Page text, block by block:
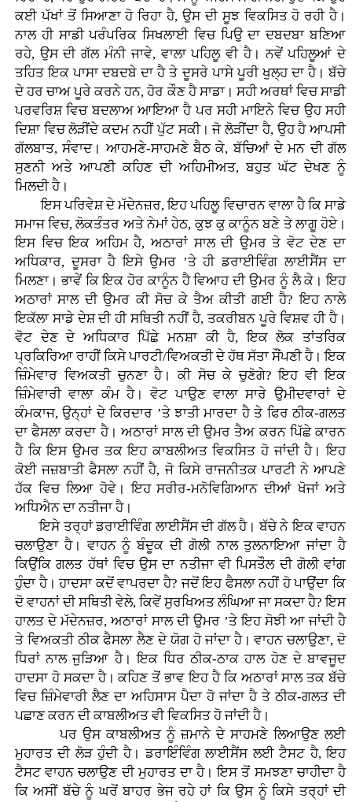
ਕਈ ਪੱਖਾਂ ਤੋਂ ਸਿਆਣਾ ਹੋ ਰਿਹਾ ਹੈ, ਉਸ ਦੀ ਸੂਝ ਵਿਕਸਿਤ ਹੋ ਰਹੀ ਹੈ।
ਨਾਲ ਹੀ ਸਾਡੀ ਪਰੰਪਰਿਕ ਸਿਖਲਾਈ ਵਿਚ ਪਿਉ ਦਾ ਦਬਦਬਾ ਬਣਿਆ
ਰਹੇ, ਉਸ ਦੀ ਗੱਲ ਮੰਨੀ ਜਾਵੇ, ਵਾਲਾ ਪਹਿਲੂ ਵੀ ਹੈ। ਨਵੇਂ ਪਹਿਲੂਆਂ ਦੇ
ਤਹਿਤ ਇਕ ਪਾਸਾ ਦਬਦਬੇ ਦਾ ਹੈ ਤੇ ਦੂਸਰੇ ਪਾਸੇ ਪੂਰੀ ਖੁਲ੍ਹ ਦਾ ਹੈ। ਬੱਚੇ
ਦੇ ਹਰ ਚਾਅ ਪੂਰੇ ਕਰਨੇ ਹਨ, ਹੋਰ ਕੌਣ ਹੈ ਸਾਡਾ। ਸਹੀ ਅਰਥਾਂ ਵਿਚ ਸਾਡੀ
ਪਰਵਰਿਸ਼ ਵਿਚ ਬਦਲਾਅ ਆਇਆ ਹੈ ਪਰ ਸਹੀ ਮਾਇਨੇ ਵਿਚ ਉਹ ਸਹੀ
ਦਿਸ਼ਾ ਵਿਚ ਲੋੜੀਂਦੇ ਕਦਮ ਨਹੀਂ ਪੁੱਟ ਸਕੀ। ਜੋ ਲੋੜੀਂਦਾ ਹੈ, ਉਹ ਹੈ ਆਪਸੀ
ਗੱਲਬਾਤ, ਸੰਵਾਦ। ਆਹਮਣੇ-ਸਾਹਮਣੇ ਬੈਠ ਕੇ, ਬੱਚਿਆਂ ਦੇ ਮਨ ਦੀ ਗੱਲ
ਸੁਣਨੀ ਅਤੇ ਆਪਣੀ ਕਹਿਣ ਦੀ ਅਹਿਮੀਅਤ, ਬਹੁਤ ਘੱਟ ਦੇਖਣ ਨੂੰ
ਮਿਲਦੀ ਹੈ।
ਇਸ ਪਰਿਵੇਸ਼ ਦੇ ਮੱਦੇਨਜ਼ਰ, ਇਹ ਪਹਿਲੂ ਵਿਚਾਰਨ ਵਾਲਾ ਹੈ ਕਿ ਸਾਡੇ
ਸਮਾਜ ਵਿਚ, ਲੋਕਤੰਤਰ ਅਤੇ ਨੇਮਾਂ ਹੇਠ, ਕੁਝ ਕੁ ਕਾਨੂੰਨ ਬਣੇ ਤੇ ਲਾਗੂ ਹੋਏ।
ਇਸ ਵਿਚ ਇਕ ਅਹਿਮ ਹੈ, ਅਠਾਰਾਂ ਸਾਲ ਦੀ ਉਮਰ ਤੇ ਵੋਟ ਦੇਣ ਦਾ
ਅਧਿਕਾਰ, ਦੂਸਰਾ ਹੈ ਇਸੇ ਉਮਰ ’ਤੇ ਹੀ ਡਰਾਈਵਿੰਗ ਲਾਈਸੈਂਸ ਦਾ
ਮਿਲਣਾ। ਭਾਵੇਂ ਕਿ ਇਕ ਹੋਰ ਕਾਨੂੰਨ ਹੈ ਵਿਆਹ ਦੀ ਉਮਰ ਨੂੰ ਲੈ ਕੇ। ਇਹ
ਅਠਾਰਾਂ ਸਾਲ ਦੀ ਉਮਰ ਕੀ ਸੋਚ ਕੇ ਤੈਅ ਕੀਤੀ ਗਈ ਹੈ? ਇਹ ਨਾਲੇ
ਇਕੱਲਾ ਸਾਡੇ ਦੇਸ਼ ਦੀ ਹੀ ਸਥਿਤੀ ਨਹੀਂ ਹੈ, ਤਕਰੀਬਨ ਪੂਰੇ ਵਿਸ਼ਵ ਹੀ ਹੈ।
ਵੋਟ ਦੇਣ ਦੇ ਅਧਿਕਾਰ ਪਿੱਛੇ ਮਨਸ਼ਾ ਕੀ ਹੈ, ਇਕ ਲੋਕ ਤਾਂਤਰਿਕ
ਪ੍ਰਕਿਰਿਆ ਰਾਹੀਂ ਕਿਸੇ ਪਾਰਟੀ/ਵਿਅਕਤੀ ਦੇ ਹੱਥ ਸੱਤਾ ਸੌਂਪਣੀ ਹੈ। ਇਕ
ਜ਼ਿੰਮੇਵਾਰ ਵਿਅਕਤੀ ਚੁਨਣਾ ਹੈ। ਕੀ ਸੋਚ ਕੇ ਚੁਣੋਗੇ? ਇਹ ਵੀ ਇਕ
ਜ਼ਿੰਮੇਵਾਰੀ ਵਾਲਾ ਕੰਮ ਹੈ। ਵੋਟ ਪਾਉਣ ਵਾਲਾ ਸਾਰੇ ਉਮੀਦਵਾਰਾਂ ਦੇ
ਕੰਮਕਾਜ, ਉਨ੍ਹਾਂ ਦੇ ਕਿਰਦਾਰ ’ਤੇ ਝਾਤੀ ਮਾਰਦਾ ਹੈ ਤੇ ਫਿਰ ਠੀਕ-ਗਲਤ
ਦਾ ਫੈਸਲਾ ਕਰਦਾ ਹੈ। ਅਠਾਰਾਂ ਸਾਲ ਦੀ ਉਮਰ ਤੈਅ ਕਰਨ ਪਿੱਛੇ ਕਾਰਨ
ਹੈ ਕਿ ਇਸ ਉਮਰ ਤਕ ਇਹ ਕਾਬਲੀਅਤ ਵਿਕਸਿਤ ਹੋ ਜਾਂਦੀ ਹੈ। ਇਹ
ਕੋਈ ਜਜ਼ਬਾਤੀ ਫੈਸਲਾ ਨਹੀਂ ਹੈ, ਜੋ ਕਿਸੇ ਰਾਜਨੀਤਕ ਪਾਰਟੀ ਨੇ ਆਪਣੇ
ਹੱਕ ਵਿਚ ਲਿਆ ਹੋਵੇ। ਇਹ ਸਰੀਰ-ਮਨੋਵਿਗਿਆਨ ਦੀਆਂ ਖੋਜਾਂ ਅਤੇ
ਅਧਿਐਨ ਦਾ ਨਤੀਜਾ ਹੈ।
ਇਸੇ ਤਰ੍ਹਾਂ ਡਰਾਈਵਿੰਗ ਲਾਈਸੈਂਸ ਦੀ ਗੱਲ ਹੈ। ਬੱਚੇ ਨੇ ਇਕ ਵਾਹਨ
ਚਲਾਉਣਾ ਹੈ। ਵਾਹਨ ਨੂੰ ਬੰਦੂਕ ਦੀ ਗੋਲੀ ਨਾਲ ਤੁਲਨਾਇਆ ਜਾਂਦਾ ਹੈ
ਕਿਉਂਕਿ ਗਲਤ ਹੱਥਾਂ ਵਿਚ ਉਸ ਦਾ ਨਤੀਜਾ ਵੀ ਪਿਸਤੌਲ ਦੀ ਗੋਲੀ ਵਾਂਗ
ਹੁੰਦਾ ਹੈ। ਹਾਦਸਾ ਕਦੋਂ ਵਾਪਰਦਾ ਹੈ? ਜਦੋਂ ਇਹ ਫੈਸਲਾ ਨਹੀਂ ਹੋ ਪਾਉਂਦਾ ਕਿ
ਦੋ ਵਾਹਨਾਂ ਦੀ ਸਥਿਤੀ ਵੇਲੇ, ਕਿਵੇਂ ਸੁਰਖਿਅਤ ਲੰਘਿਆ ਜਾ ਸਕਦਾ ਹੈ? ਇਸ
ਹਾਲਤ ਦੇ ਮੱਦੇਨਜ਼ਰ, ਅਠਾਰਾਂ ਸਾਲ ਦੀ ਉਮਰ ’ਤੇ ਇਹ ਸੋਝੀ ਆ ਜਾਂਦੀ ਹੈ
ਤੇ ਵਿਅਕਤੀ ਠੀਕ ਫੈਸਲਾ ਲੈਣ ਦੇ ਯੋਗ ਹੋ ਜਾਂਦਾ ਹੈ। ਵਾਹਨ ਚਲਾਉਣਾ, ਦੋ
ਧਿਰਾਂ ਨਾਲ ਜੁੜਿਆ ਹੈ। ਇਕ ਧਿਰ ਠੀਕ-ਠਾਕ ਹਾਲ ਹੋਣ ਦੇ ਬਾਵਜੂਦ
ਹਾਦਸਾ ਹੋ ਸਕਦਾ ਹੈ। ਕਹਿਣ ਤੋਂ ਭਾਵ ਇਹ ਹੈ ਕਿ ਅਠਾਰਾਂ ਸਾਲ ਤਕ ਬੱਚੇ
ਵਿਚ ਜ਼ਿੰਮੇਵਾਰੀ ਲੈਣ ਦਾ ਅਹਿਸਾਸ ਪੈਦਾ ਹੋ ਜਾਂਦਾ ਹੈ ਤੇ ਠੀਕ-ਗਲਤ ਦੀ
ਪਛਾਣ ਕਰਨ ਦੀ ਕਾਬਲੀਅਤ ਵੀ ਵਿਕਸਿਤ ਹੋ ਜਾਂਦੀ ਹੈ।
ਪਰ ਉਸ ਕਾਬਲੀਅਤ ਨੂੰ ਜ਼ਮਾਨੇ ਦੇ ਸਾਹਮਣੇ ਲਿਆਉਣ ਲਈ
ਮੁਹਾਰਤ ਦੀ ਲੋੜ ਹੁੰਦੀ ਹੈ। ਡਰਾਇੰਵਿੰਗ ਲਾਈਸੈਂਸ ਲਈ ਟੈਸਟ ਹੈ, ਇਹ
ਟੈਸਟ ਵਾਹਨ ਚਲਾਉਣ ਦੀ ਮੁਹਾਰਤ ਦਾ ਹੈ। ਇਸ ਤੋਂ ਸਮਝਣਾ ਚਾਹੀਦਾ ਹੈ
ਕਿ ਅਸੀਂ ਬੱਚੇ ਨੂੰ ਘਰੋਂ ਬਾਹਰ ਭੇਜ ਰਹੇ ਹਾਂ ਕਿ ਉਸ ਨੂੰ ਕਿਸੇ ਤਰ੍ਹਾਂ ਦੀ